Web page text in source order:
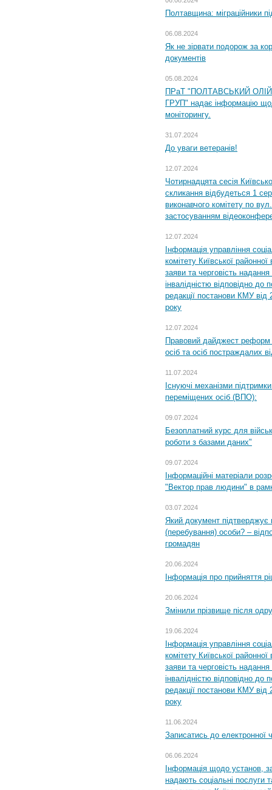
Полтавщина: міграційники
06.08.2024
Як не зірвати подорож за
документів
05.08.2024
ПРаТ "ПОЛТАВСЬКИЙ
ГРУП" надає інформацію
моніторингу.
31.07.2024
До уваги ветеранів!
12.07.2024
Чотирнадцята сесія
скликання відбудеться 1
виконавчого комітету по
застосуванням
12.07.2024
Інформація управління
комітету Київської
заяви та черговість надання
інвалідністю відповідно
редакції постанови КМУ
року
12.07.2024
Правовий дайджест реформ
осіб та осіб постраждалих
11.07.2024
Існуючі механізми
переміщених осіб (ВПО):
09.07.2024
Безоплатний курс для
роботи з базами даних"
09.07.2024
Інформаційні матеріали
"Вектор прав людини" в
03.07.2024
Який документ підтверджує
(перебування) особи? –
громадян
20.06.2024
Інформація про прийняття
20.06.2024
Змінили прізвище після
19.06.2024
Інформація управління
комітету Київської
заяви та черговість надання
інвалідністю відповідно
редакції постанови КМУ
року
11.06.2024
Записатись до електронної
06.06.2024
Інформація щодо установ,
надають соціальні послуги